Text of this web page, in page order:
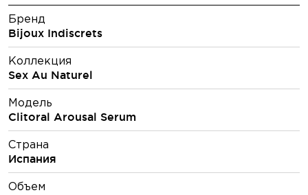
Бренд
Bijoux Indiscrets
Коллекция
Sex Au Naturel
Модель
Clitoral Arousal Serum
Страна
Испания
Объем